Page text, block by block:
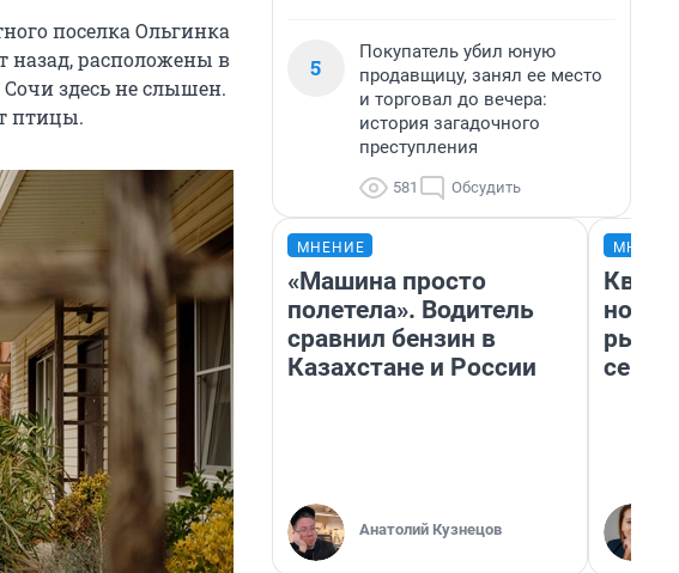
поселка Ольгинка
назад, расположены в
здесь не слышен.
птицы.
5
Покупатель убил юную
продавщицу, занял ее место
и торговал до вечера:
история загадочного
преступления
581 Обсудить
МНЕНИЕ
«Машина просто
полетела». Водитель
сравнил бензин в
Казахстане и России
Анатолий Кузнецов
но